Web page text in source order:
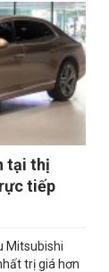
tại thị
tiếp
Mitsubishi
trị giá hơn